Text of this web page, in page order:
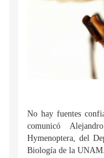
No hay fuentes
comunicó
Hymenoptera, del
Biología de la